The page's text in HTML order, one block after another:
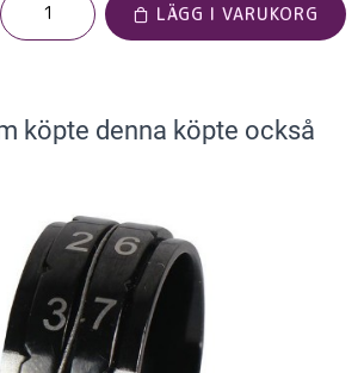
LÄGG I VARUKORG
köpte denna köpte också